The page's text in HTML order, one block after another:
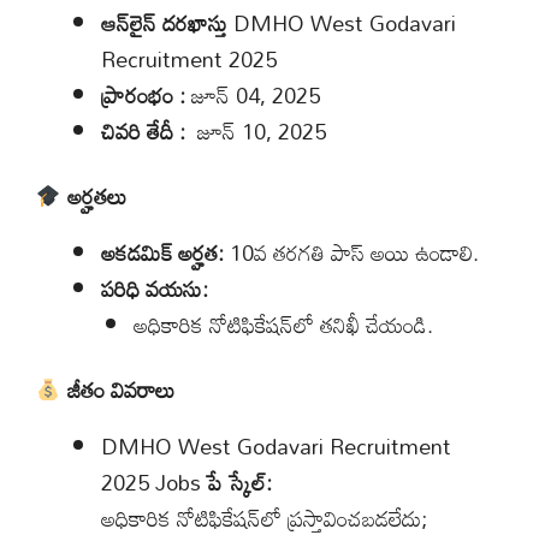
ఆన్‌లైన్ దరఖాస్తు DMHO West Godavari
Recruitment 2025
ప్రారంభం :జూన్ 04, 2025
చివరి తేదీ : జూన్ 10, 2025
అర్హతలు
అకడమిక్ అర్హత:10వ తరగతి పాస్ అయి ఉండాలి.
పరిధి వయసు:
అధికారిక నోటిఫికేషన్‌లో తనిఖీ చేయండి.
జీతం వివరాలు
DMHO West Godavari Recruitment
2025 Jobsపే స్కేల్:
అధికారిక నోటిఫికేషన్‌లో ప్రస్తావించబడలేదు;